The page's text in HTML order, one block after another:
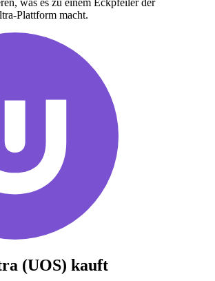
Plattform macht.
(UOS) kauft